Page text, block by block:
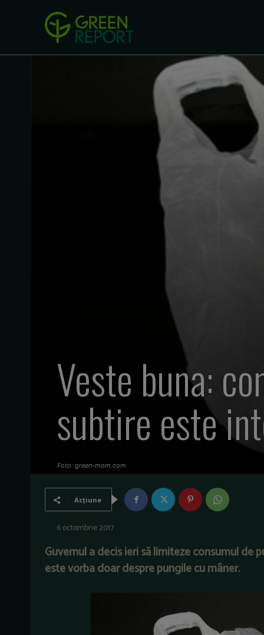
Veste buna:
subtire este
Foto: green-mom.com
Acțiune
6 octombrie 2017
Guvernul a decis ieri să limiteze consumul de
este vorba doar despre pungile cu mâner.